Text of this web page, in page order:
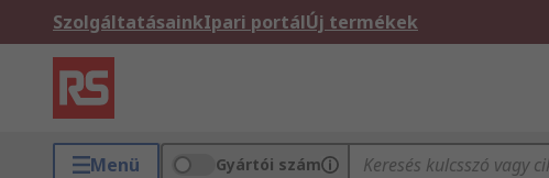
SzolgáltatásainkIpari portálÚj termékek
Menü Gyártói szám